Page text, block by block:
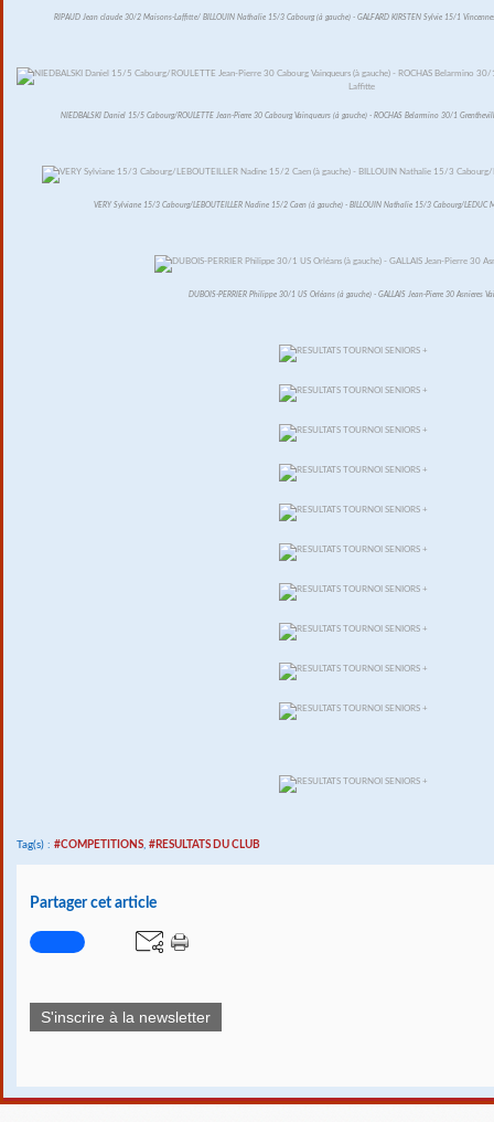
RIPAUD Jean claude 30/2 Maisons-Laffitte/ BILLOUIN Nathalie 15/3 Cabourg (à gauche) - GALFARD KIRSTEN Sylvie 15/1
NIEDBALSKI Daniel 15/5 Cabourg/ROULETTE Jean-Pierre 30 Cabourg Vainqueurs (à gauche) - ROCHAS Belarmino 30/1
VERY Sylviane 15/3 Cabourg/LEBOUTEILLER Nadine 15/2 Caen (à gauche) - BILLOUIN Nathalie 15/3 Cabourg/LEDUC
DUBOIS-PERRIER Philippe 30/1 US Orléans (à gauche) - GALLAIS Jean-Pierre 30 Asnieres
Tag(s) : #COMPETITIONS, #RESULTATS DU CLUB
Partager cet article
S'inscrire à la newsletter